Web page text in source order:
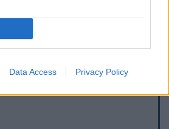
Data Access Privacy Policy